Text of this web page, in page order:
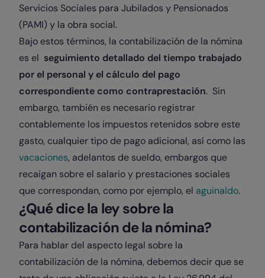
Servicios Sociales para Jubilados y Pensionados
(PAMI) y la obra social.
Bajo estos términos, la contabilización de la nómina
es el seguimiento detallado del tiempo trabajado
por el personal y el cálculo del pago
correspondiente como contraprestación. Sin
embargo, también es necesario registrar
contablemente los impuestos retenidos sobre este
gasto, cualquier tipo de pago adicional, así como las
vacaciones, adelantos de sueldo, embargos que
recaigan sobre el salario y prestaciones sociales
que correspondan, como por ejemplo, el aguinaldo.
¿Qué dice la ley sobre la
contabilización de la nómina?
Para hablar del aspecto legal sobre la
contabilización de la nómina, debemos decir que se